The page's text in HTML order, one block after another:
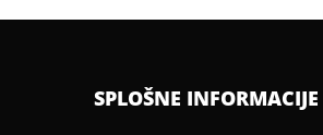
SPLOŠNE INFORMACIJE